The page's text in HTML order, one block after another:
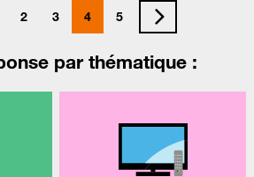
2 3 4 5
par thématique :